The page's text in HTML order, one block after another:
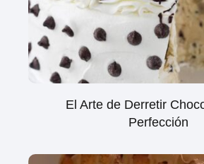
El Arte de Derretir
Perfección